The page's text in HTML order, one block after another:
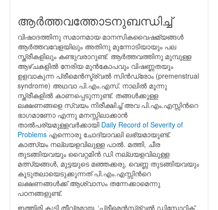
ആര്‍ത്തവത്തോടനുബന്ധിച്ച്
വിഷാദത്തിനു സമാനമായ മാനസികവൈഷമ്യങ്ങള്‍
ആര്‍ത്തവവേളയിലും അതിനു മുന്നോടിയായും പല
സ്ത്രീകളിലും കണ്ടുവരാറുണ്ട്. ആര്‍ത്തവത്തിനു മുമ്പുള്ള
ആഴ്ചകളില്‍ നേരിയ മുന്‍കോപവും വിഷണ്ണതയും
ഉളവാകുന്ന പ്രീമെന്‍സ്ട്ര്വല്‍ സിന്‍ഡ്രോം (premenstrual
syndrome) അഥവാ പി.എം.എസ്. നാലില്‍ മൂന്നു
സ്ത്രീകളില്‍ കാണപ്പെടുന്നുണ്ട്. തങ്ങള്‍ക്കുള്ള
ലക്ഷണങ്ങളെ സ്വയം നിരീക്ഷിച്ച് അവ പി.എം.എസ്സിന്‍റെ
ഭാഗമാണോ എന്നു മനസ്സിലാക്കാന്‍
താല്‍പര്യമുള്ളവര്‍ക്കായി Daily Record of Severity of
Problems എന്നൊരു ചോദ്യാവലി ലഭ്യമായുണ്ട്.
കാത്സ്യം നല്ലയളവിലുള്ള പാല്‍. മത്തി, ചീര
തുടങ്ങിയവയും വൈറ്റമിന്‍ ഡി നല്ലയളവിലുള്ള
മത്സ്യങ്ങള്‍, മുട്ടയുടെ മഞ്ഞക്കരു, വെണ്ണ തുടങ്ങിയവയും
കൂടുതലായെടുക്കുന്നത് പി.എം.എസ്സിന്‍റെ
ലക്ഷണങ്ങള്‍ക്ക് ആശ്വാസം തന്നേക്കാമെന്നു
പഠനങ്ങളുണ്ട്.
ഇത്തിരി കൂടി തീവ്രമായ, ‘പ്രീമെന്‍സ്ട്ര്വല്‍ ഡിസ്ഫോറിക്